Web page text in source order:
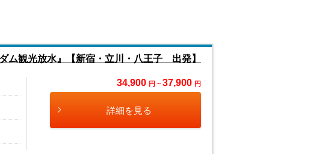
ム観光放水』【新宿・立川・八王子 出発】
34,900 円 ~ 37,900 円
詳細を見る